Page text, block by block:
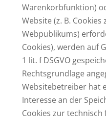
Warenkorbfunktion)
Website (z. B. Cookies
Webpublikums)
Cookies), werden auf
1 lit. f DSGVO
Rechtsgrundlage
Websitebetreiber hat
Interesse an der
Cookies zur